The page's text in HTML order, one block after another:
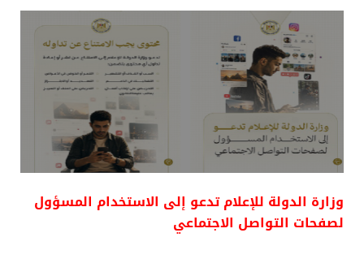
وزارة الدولة للإعلام تدعو إلى الاستخدام المسؤول
لصفحات التواصل الاجتماعي